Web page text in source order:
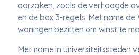
oorzaken, zoals de verhoogde
en de box 3-regels. Met name
woningen bezitten om winst te
Met name in universiteitssteden